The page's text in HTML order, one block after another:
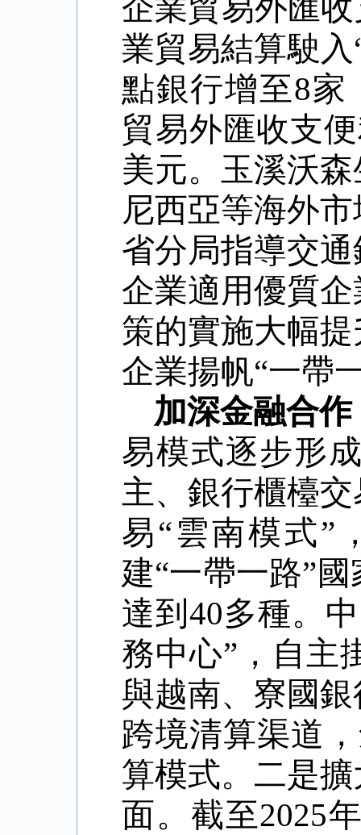
企業貿易外匯
業貿易結算駛
點銀行增至8家
貿易外匯收支
美元。玉溪沃
尼西亞等海外
省分局指導交
企業適用優質
策的實施大幅
企業揚帆“一帶
加深金融合
易模式逐步形
主、銀行櫃檯
易“雲南模式”
建“一帶一路”
達到40多種。
務中心”，自主
與越南、寮國
跨境清算渠道
算模式。二是
面。截至2025